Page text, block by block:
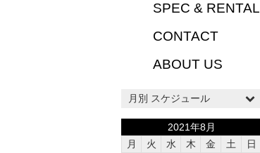
SPEC & RENTAL
CONTACT
ABOUT US
月別 スケジュール
2021年8月
月
火 水 木 金 土
日